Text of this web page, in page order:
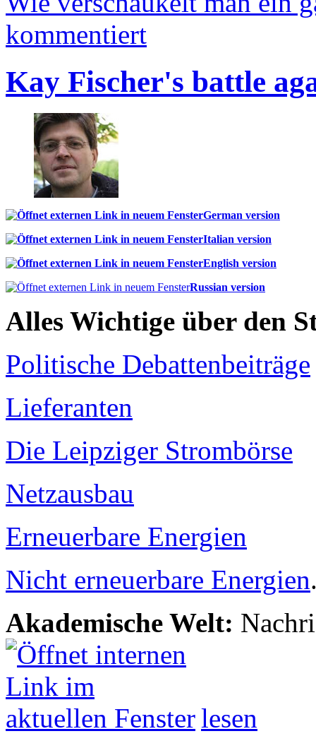
kommentiert
Kay Fischer's battle
German version
Italian version
English version
Russian version
Alles Wichtige über den
Politische Debattenbeiträge
Lieferanten
Die Leipziger Strombörse
Netzausbau
Erneuerbare Energien
Nicht erneuerbare Energien
Akademische Welt:
lesen